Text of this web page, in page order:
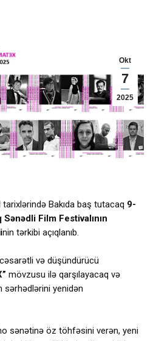
Okt
7
2025
tarixlərində Bakıda baş tutacaq 9-
Film Festivalının
nin tərkibi açıqlanıb.
və düşündürücü
mövzusu ilə qarşılayacaq və
sərhədlərini yenidən
sənətinə öz töhfəsini verən, yeni